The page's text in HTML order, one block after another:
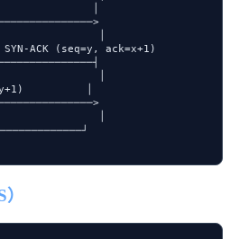
│
ACK (seq=y, ack=x+1)
│